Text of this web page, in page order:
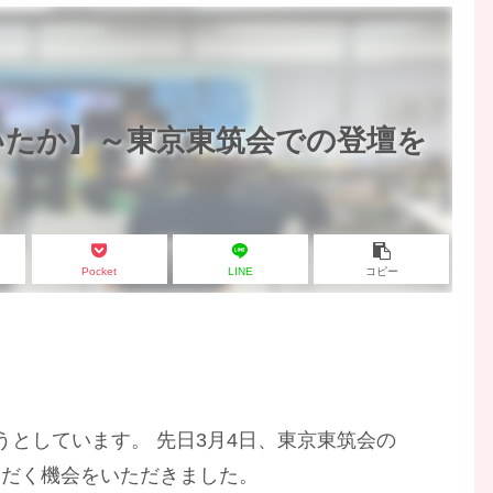
か】～東京東筑会での登壇を
Pocket LINE コピー
しています。 先日3月4日、東京東筑会の
く機会をいただきました。